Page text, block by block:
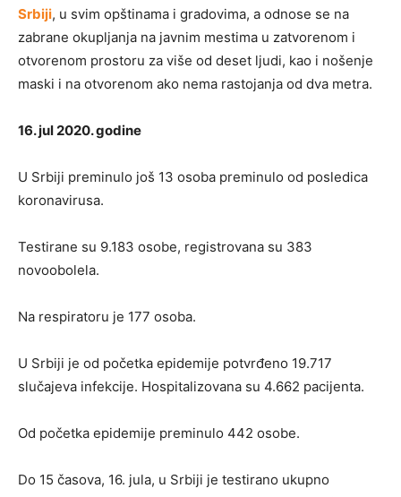
Srbiji, u svim opštinama i gradovima, a odnose se na
zabrane okupljanja na javnim mestima u zatvorenom i
otvorenom prostoru za više od deset ljudi, kao i nošenje
maski i na otvorenom ako nema rastojanja od dva metra.
16. jul 2020. godine
U Srbiji preminulo još 13 osoba preminulo od posledica
koronavirusa.
Testirane su 9.183 osobe, registrovana su 383
novoobolela.
Na respiratoru je 177 osoba.
U Srbiji je od početka epidemije potvrđeno 19.717
slučajeva infekcije. Hospitalizovana su 4.662 pacijenta.
Od početka epidemije preminulo 442 osobe.
Do 15 časova, 16. jula, u Srbiji je testirano ukupno